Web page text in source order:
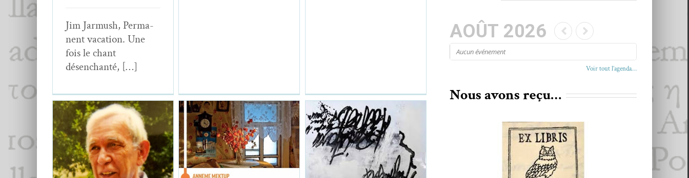
Jim Jar­mush, Per­ma­
nent vaca­tion. Une
fois le chant
désenchanté, […]
Adige Batur,Anneme
Mektup (Lettre à maman)
Adi­ge Batur Panpoésie
AOÛT 2026
Aucun événe­ment
Voir tout l’agenda…
Nous avons reçu…